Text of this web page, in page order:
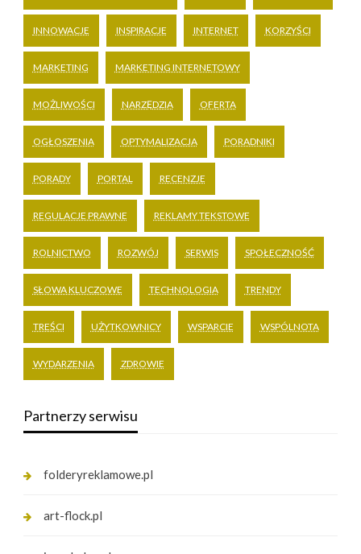
INNOWACJE INSPIRACJE INTERNET KORZYŚCI
MARKETING MARKETING INTERNETOWY
MOŻLIWOŚCI NARZĘDZIA OFERTA
OGŁOSZENIA OPTYMALIZACJA PORADNIKI
PORADY PORTAL RECENZJE
REGULACJE PRAWNE REKLAMY TEKSTOWE
ROLNICTWO ROZWÓJ SERWIS SPOŁECZNOŚĆ
SŁOWA KLUCZOWE TECHNOLOGIA TRENDY
TREŚCI UŻYTKOWNICY WSPARCIE WSPÓLNOTA
WYDARZENIA ZDROWIE
Partnerzy serwisu
folderyreklamowe.pl
art-flock.pl